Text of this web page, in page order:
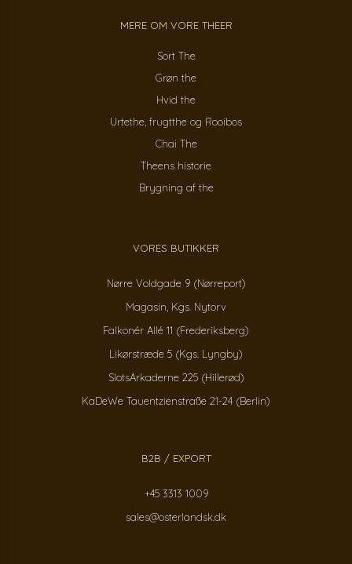
MERE OM VORE THEER
Sort The
Grøn the
Hvid the
Urtethe, frugtthe og Rooibos
Chai The
Theens historie
Brygning af the
VORES BUTIKKER
Nørre Voldgade 9 (Nørreport)
Magasin, Kgs. Nytorv
Falkonér Allé 11 (Frederiksberg)
Likørstræde 5 (Kgs. Lyngby)
SlotsArkaderne 225 (Hillerød)
KaDeWe Tauentzienstraße 21-24 (Berlin)
B2B / EXPORT
+45 3313 1009
sales@osterlandsk.dk